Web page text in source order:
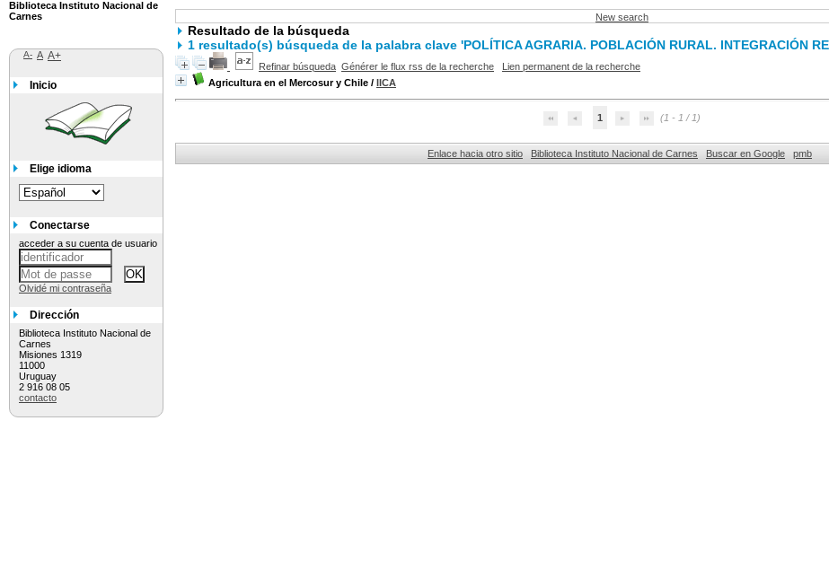
New search
Resultado de la búsqueda
1 resultado(s) búsqueda de la palabra clave 'POLÍTICA AGRARIA. POBLACIÓN RURAL. INTEGRACIÓN
Refinar búsqueda Générer le flux rss de la recherche
Lien permanent de la recherche
Agricultura en el Mercosur y Chile / IICA
1 (1 - 1 / 1)
Enlace hacia otro sitio Biblioteca Instituto Nacional de Carnes Buscar en Google pmb
Biblioteca Instituto Nacional de
Carnes
A- A A+
Inicio
Elige idioma
Conectarse
acceder a su cuenta de usuario
Olvidé mi contraseña
Dirección
Biblioteca Instituto Nacional de
Carnes
Misiones 1319
11000
Uruguay
2 916 08 05
contacto